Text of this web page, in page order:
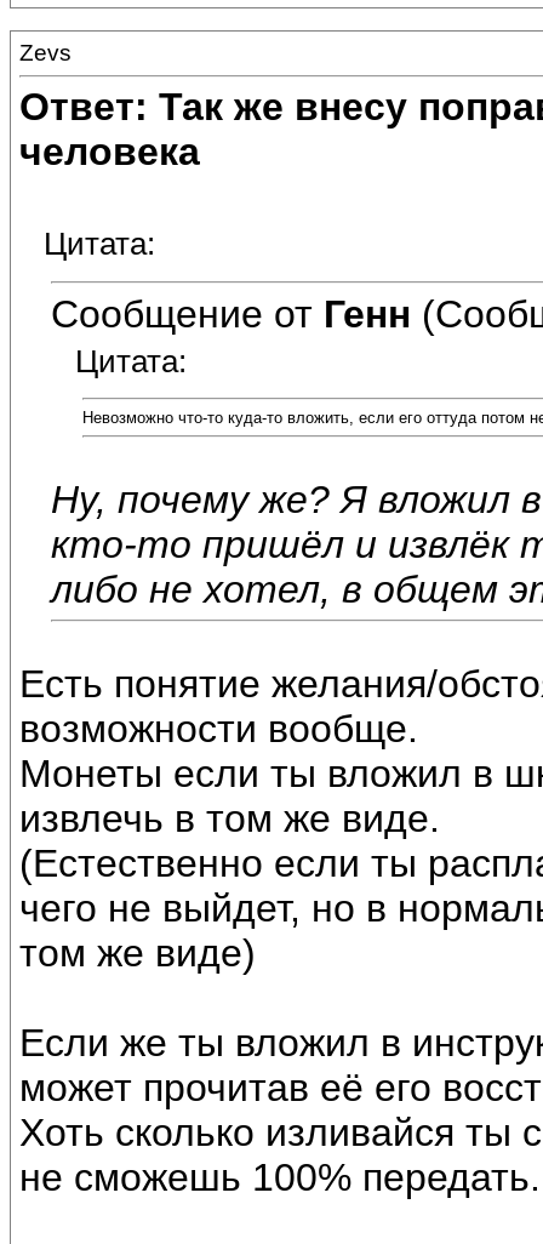
Zevs
Ответ: Так же внесу
человека
Цитата:
Сообщение от Генн
Цитата:
Невозможно что-то куда-то вложить, если его оттуда потом
Ну, почему же? Я вложил
кто-то пришёл и извлёк
либо не хотел, в общем
Есть понятие желания/
возможности вообще.
Монеты если ты вложил в
извлечь в том же виде.
(Естественно если ты
чего не выйдет, но в
том же виде)
Если же ты вложил в
может прочитав её его
Хоть сколько изливайся ты
не сможешь 100% передать.